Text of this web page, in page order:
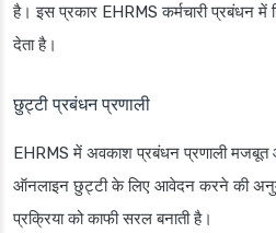
है। इस प्रकार EHRMS कर्मचारी प्रबंधन में
देता है।
छुट्टी प्रबंधन प्रणाली
EHRMS में अवकाश प्रबंधन प्रणाली मजबूत
ऑनलाइन छुट्टी के लिए आवेदन करने की
प्रक्रिया को काफी सरल बनाती है।